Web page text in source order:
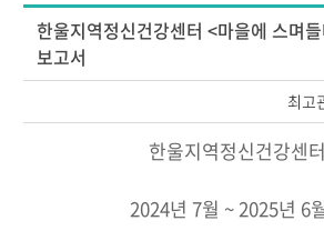
한울지역정신건강센터 <마을에 스며
보고서
최고
한울지역정신건강센
2024년 7월 ~ 2025년 6